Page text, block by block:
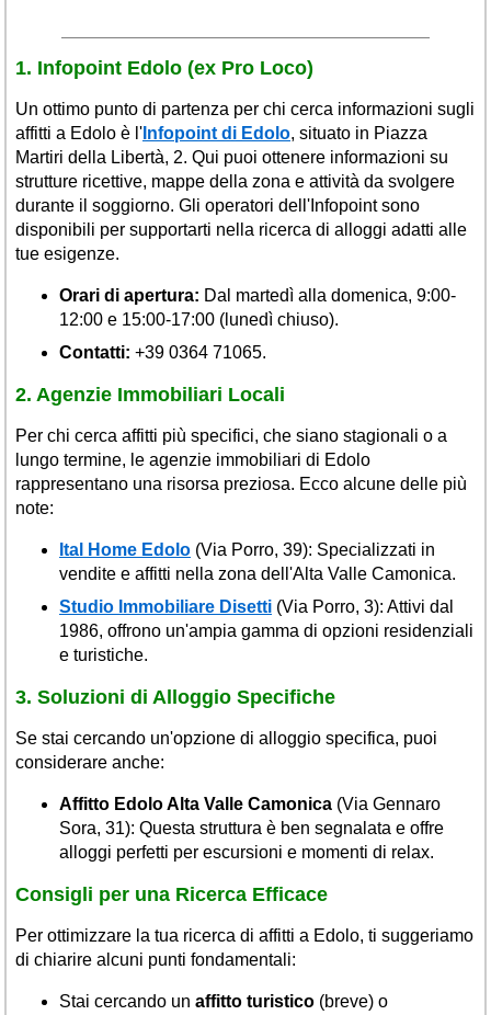
1. Infopoint Edolo (ex Pro Loco)
Un ottimo punto di partenza per chi cerca informazioni sugli
affitti a Edolo è l' Infopoint di Edolo, situato in Piazza
Martiri della Libertà, 2. Qui puoi ottenere informazioni su
strutture ricettive, mappe della zona e attività da svolgere
durante il soggiorno. Gli operatori dell'Infopoint sono
disponibili per supportarti nella ricerca di alloggi adatti alle
tue esigenze.
Orari di apertura: Dal martedì alla domenica, 9:00-
12:00 e 15:00-17:00 (lunedì chiuso).
Contatti: +39 0364 71065.
2. Agenzie Immobiliari Locali
Per chi cerca affitti più specifici, che siano stagionali o a
lungo termine, le agenzie immobiliari di Edolo
rappresentano una risorsa preziosa. Ecco alcune delle più
note:
Ital Home Edolo (Via Porro, 39): Specializzati in
vendite e affitti nella zona dell'Alta Valle Camonica.
Studio Immobiliare Disetti (Via Porro, 3): Attivi dal
1986, offrono un'ampia gamma di opzioni residenziali
e turistiche.
3. Soluzioni di Alloggio Specifiche
Se stai cercando un'opzione di alloggio specifica, puoi
considerare anche:
Affitto Edolo Alta Valle Camonica (Via Gennaro
Sora, 31): Questa struttura è ben segnalata e offre
alloggi perfetti per escursioni e momenti di relax.
Consigli per una Ricerca Efficace
Per ottimizzare la tua ricerca di affitti a Edolo, ti suggeriamo
di chiarire alcuni punti fondamentali:
Stai cercando un affitto turistico (breve) o